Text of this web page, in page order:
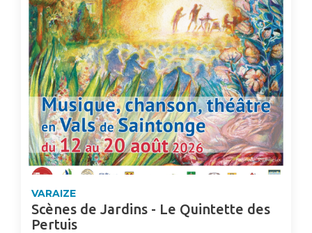
VARAIZE
Scènes de Jardins - Le Quintette des
Pertuis